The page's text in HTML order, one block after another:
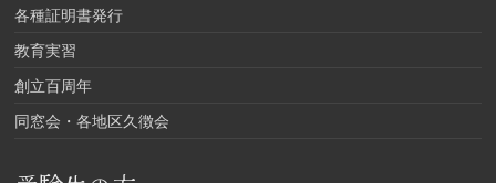
各種証明書発行
教育実習
創立百周年
同窓会・各地区久徴会